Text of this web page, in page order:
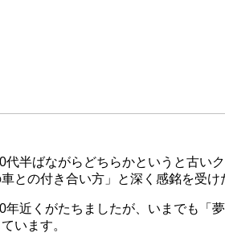
代半ばながらどちらかというと古い
との付き合い方」と深く感銘を受け
年近くがたちましたが、いまでも「
います。